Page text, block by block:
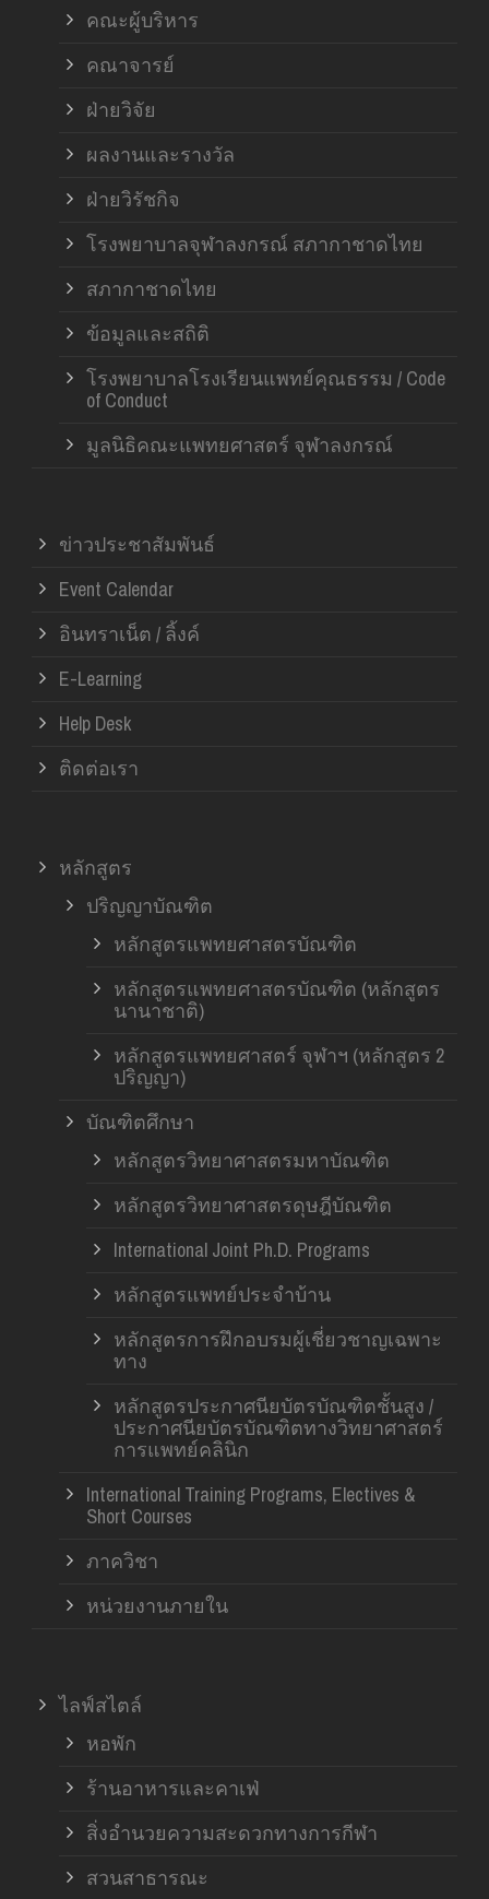
คณะผู้บริหาร
คณาจารย์
ฝ่ายวิจัย
ผลงานและรางวัล
ฝ่ายวิรัชกิจ
โรงพยาบาลจุฬาลงกรณ์ สภากาชาดไทย
สภากาชาดไทย
ข้อมูลและสถิติ
โรงพยาบาลโรงเรียนแพทย์คุณธรรม / Code
of Conduct
มูลนิธิคณะแพทยศาสตร์ จุฬาลงกรณ์
ข่าวประชาสัมพันธ์
Event Calendar
อินทราเน็ต / ลิ้งค์
E-Learning
Help Desk
ติดต่อเรา
หลักสูตร
ปริญญาบัณฑิต
หลักสูตรแพทยศาสตรบัณฑิต
หลักสูตรแพทยศาสตรบัณฑิต (หลักสูตร
นานาชาติ)
หลักสูตรแพทยศาสตร์ จุฬาฯ (หลักสูตร 2
ปริญญา)
บัณฑิตศึกษา
หลักสูตรวิทยาศาสตรมหาบัณฑิต
หลักสูตรวิทยาศาสตรดุษฎีบัณฑิต
International Joint Ph.D. Programs
หลักสูตรแพทย์ประจำบ้าน
หลักสูตรการฝึกอบรมผู้เชี่ยวชาญเฉพาะ
ทาง
หลักสูตรประกาศนียบัตรบัณฑิตชั้นสูง /
ประกาศนียบัตรบัณฑิตทางวิทยาศาสตร์
การแพทย์คลินิก
International Training Programs, Electives &
Short Courses
ภาควิชา
หน่วยงานภายใน
ไลฟ์สไตล์
หอพัก
ร้านอาหารและคาเฟ่
สิ่งอำนวยความสะดวกทางการกีฬา
สวนสาธารณะ